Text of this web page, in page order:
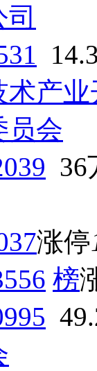
术产
员会
36
涨停
榜